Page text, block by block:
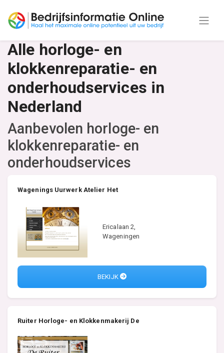
Alle horloge- en
klokkenreparatie- en
onderhoudservices in
Nederland
Aanbevolen horloge- en
klokkenreparatie- en
onderhoudservices
Wagenings Uurwerk Atelier Het
Ericalaan 2,
Wageningen
BEKIJK
Ruiter Horloge- en Klokkenmakerij De